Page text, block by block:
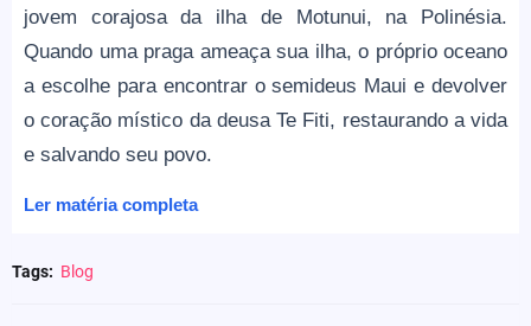
jovem corajosa da ilha de Motunui, na Polinésia.
Quando uma praga ameaça sua ilha, o próprio oceano
a escolhe para encontrar o semideus Maui e devolver
o coração místico da deusa Te Fiti, restaurando a vida
e salvando seu povo.
Ler matéria completa
Tags: Blog